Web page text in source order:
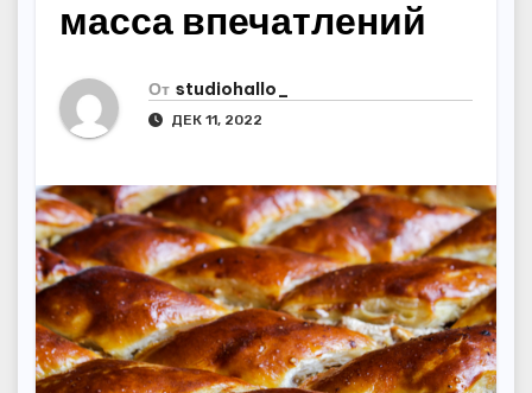
масса впечатлений
От studiohallo_
ДЕК 11, 2022